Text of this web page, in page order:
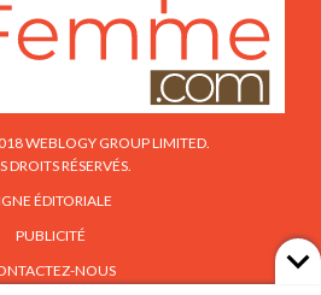
WEBLOGY GROUP LIMITED.
DROITS RÉSERVÉS.
ÉDITORIALE
PUBLICITÉ
NOUS